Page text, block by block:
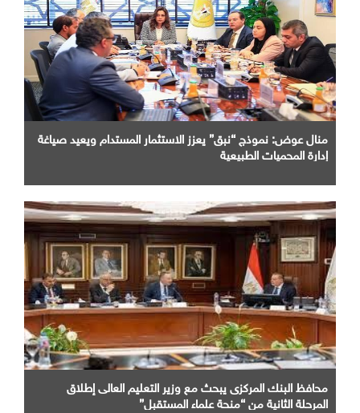
منال عوض: نموذج “نبق” يعزز الاستثمار المستدام ويعيد صياغة
إدارة المحميات الطبيعية
محافظ البنك المركزى يبحث مع وزير التعليم العالى إطلاق
المرحلة الثانية من “منحة علماء المستقبل”